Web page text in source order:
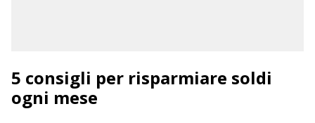
5 consigli per risparmiare soldi
ogni mese